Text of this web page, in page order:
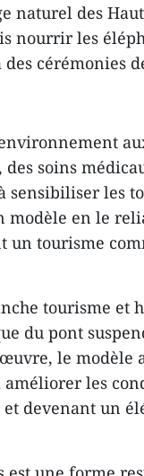
naturel des
nourrir les
cérémonies
soins
sensibiliser les
en le
un tourisme
tourisme et
du pont
le modèle
les
devenant un